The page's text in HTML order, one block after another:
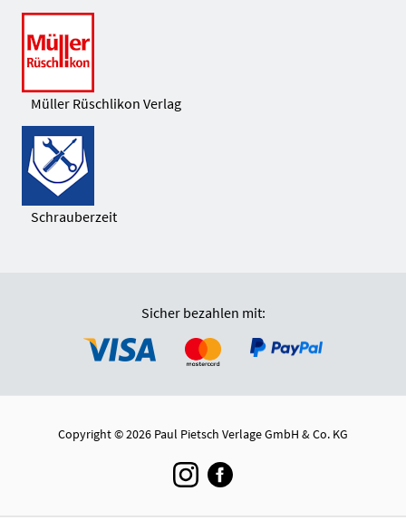
Müller Rüschlikon Verlag
Schrauberzeit
Sicher bezahlen mit:
Copyright © 2026 Paul Pietsch Verlage GmbH & Co. KG